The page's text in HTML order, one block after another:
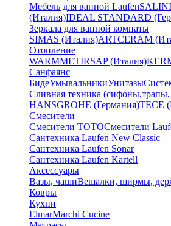
Мебель для ванной Laufen
(Италия)IDEAL STANDARD
Зеркала для ванной комнаты
SIMAS (Италия)ARTCERAM
Отопление
WARMMETIRSAP (Италия)
Санфаянс
БидеУмывальникиУнитазы
Сливная техника
HANSGROHE (Германия)TECE
Смесители
Смесители TOTOСмесители
Сантехника Laufen New Classic
Сантехника Laufen Sonar
Сантехника Laufen Kartell
Аксессуары
Вазы, чашиВешалки, ширмы,
Ковры
Кухни
ElmarMarchi Cucine